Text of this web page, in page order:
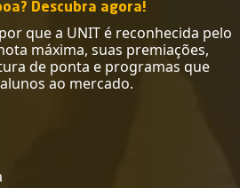
Descubra agora!
que a UNIT é reconhecida pelo
máxima, suas premiações,
de ponta e programas que
ao mercado.